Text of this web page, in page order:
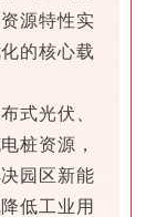
源特性实
的核心载
式光伏、
桩资源，
园区新能
低工业用